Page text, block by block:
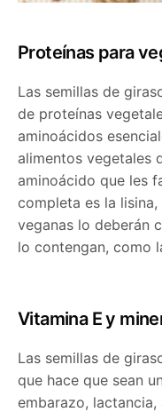
Proteínas para
Las semillas de
de proteínas
aminoácidos
alimentos vegetales
aminoácido que les
completa es la
veganas lo deberán
lo contengan, como
Vitamina E y
Las semillas de
que hace que sean
embarazo,